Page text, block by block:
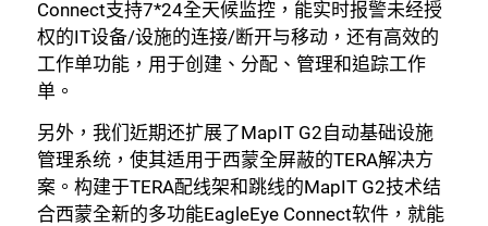
Connect支持7*24全天候监控，能实时报警未经授
权的IT设备/设施的连接/断开与移动，还有高效的
工作单功能，用于创建、分配、管理和追踪工作
单。
另外，我们近期还扩展了MapIT G2自动基础设施
管理系统，使其适用于西蒙全屏蔽的TERA解决方
案。构建于TERA配线架和跳线的MapIT G2技术结
合西蒙全新的多功能EagleEye Connect软件，就能